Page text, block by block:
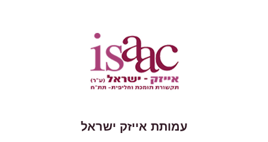
עמותת אייזק ישראל